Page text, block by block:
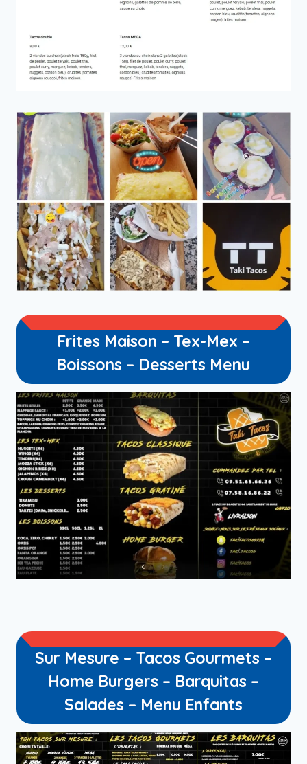
Frites Maison – Tex-Mex –
Boissons – Desserts Menu
Sur Mesure – Tacos Gourmets –
Home Burgers – Barquitas –
Salades – Menu Enfants